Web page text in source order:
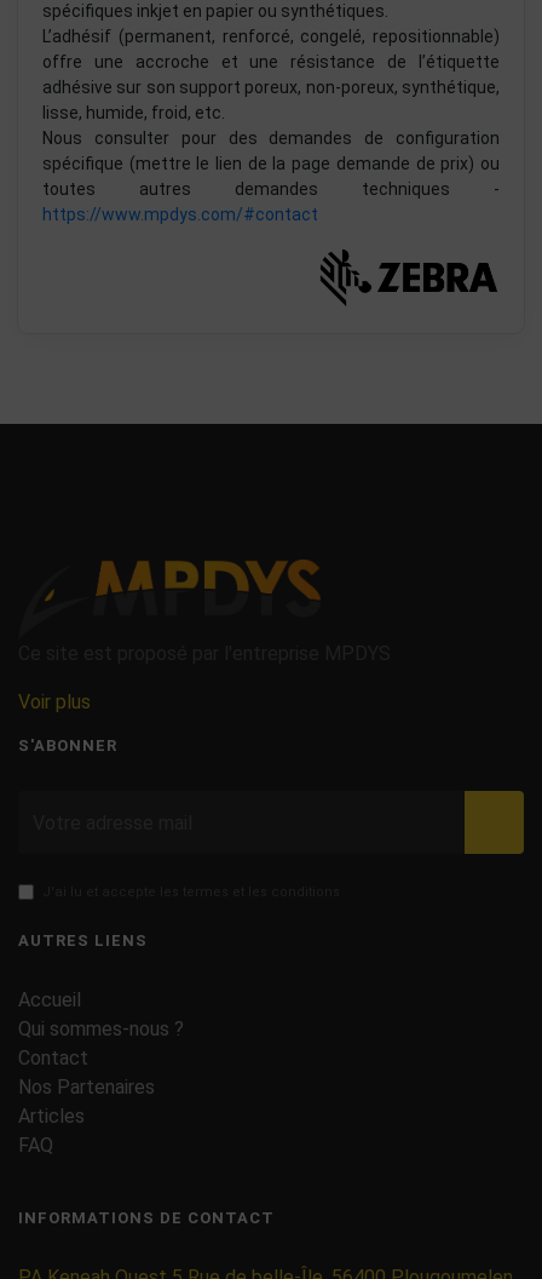
spécifiques inkjet en papier ou synthétiques.
L’adhésif (permanent, renforcé, congelé, repositionnable)
offre une accroche et une résistance de l’étiquette
adhésive sur son support poreux, non-poreux, synthétique,
lisse, humide, froid, etc.
Nous consulter pour des demandes de configuration
spécifique (mettre le lien de la page demande de prix) ou
toutes autres demandes techniques -
https://www.mpdys.com/#contact
Voir plus
S'ABONNER
AUTRES LIENS
Accueil
Qui sommes-nous ?
Contact
Nos Partenaires
Articles
FAQ
INFORMATIONS DE CONTACT